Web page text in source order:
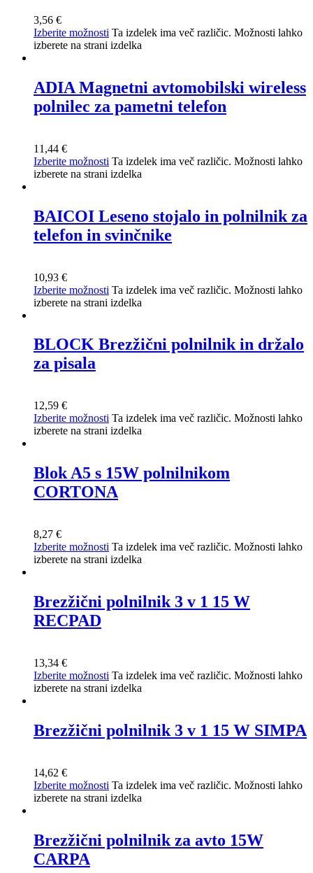
3,56 €
Izberite možnosti Ta izdelek ima več različic. Možnosti lahko
izberete na strani izdelka
ADIA Magnetni avtomobilski wireless
polnilec za pametni telefon
11,44 €
Izberite možnosti Ta izdelek ima več različic. Možnosti lahko
izberete na strani izdelka
BAICOI Leseno stojalo in polnilnik za
telefon in svinčnike
10,93 €
Izberite možnosti Ta izdelek ima več različic. Možnosti lahko
izberete na strani izdelka
BLOCK Brezžični polnilnik in držalo
za pisala
12,59 €
Izberite možnosti Ta izdelek ima več različic. Možnosti lahko
izberete na strani izdelka
Blok A5 s 15W polnilnikom
CORTONA
8,27 €
Izberite možnosti Ta izdelek ima več različic. Možnosti lahko
izberete na strani izdelka
Brezžični polnilnik 3 v 1 15 W
RECPAD
13,34 €
Izberite možnosti Ta izdelek ima več različic. Možnosti lahko
izberete na strani izdelka
Brezžični polnilnik 3 v 1 15 W SIMPA
14,62 €
Izberite možnosti Ta izdelek ima več različic. Možnosti lahko
izberete na strani izdelka
Brezžični polnilnik za avto 15W
CARPA